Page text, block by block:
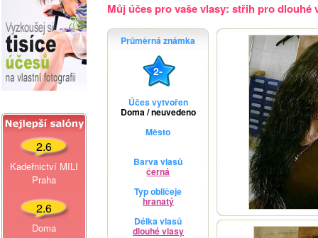
2.6
Kadeřnictví MILI
Praha
2.6
Doma
Můj účes pro vaše vlasy: střih pro dlouhé
Průměrná známka
2-
Účes vytvořen
Doma / neuvedeno
Město
Barva vlasů
černá
Typ obličeje
hranatý
Délka vlasů
dlouhé vlasy